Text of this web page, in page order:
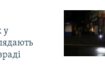
у